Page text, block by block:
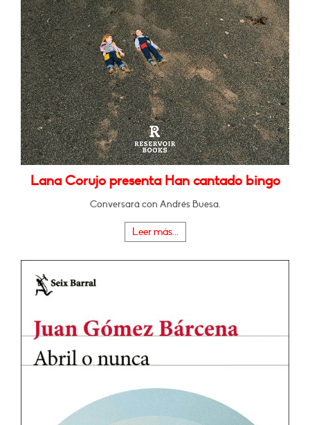
Lana Corujo presenta Han cantado bingo
Conversará con Andrés Buesa.
Leer más...